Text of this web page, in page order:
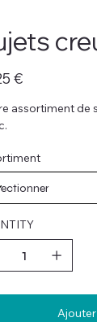
€
assortiment de